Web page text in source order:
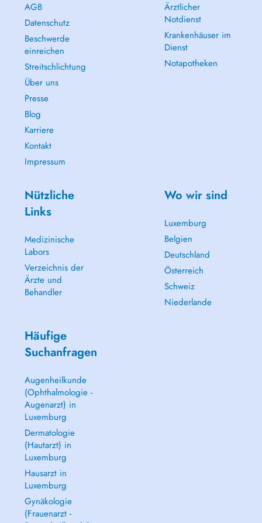
AGB
Datenschutz
Beschwerde
einreichen
Streitschlichtung
Über uns
Presse
Blog
Karriere
Kontakt
Impressum
Ärztlicher
Notdienst
Krankenhäuser im
Dienst
Notapotheken
Nützliche
Links
Medizinische
Labors
Verzeichnis der
Ärzte und
Behandler
Wo wir sind
Luxemburg
Belgien
Deutschland
Österreich
Schweiz
Niederlande
Häufige
Suchanfragen
Augenheilkunde
(Ophthalmologie -
Augenarzt) in
Luxemburg
Dermatologie
(Hautarzt) in
Luxemburg
Hausarzt in
Luxemburg
Gynäkologie
(Frauenarzt -